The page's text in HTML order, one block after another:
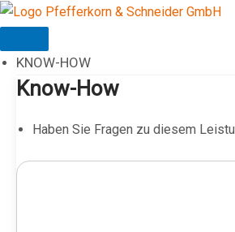
Zum
Inhalt
springen
KNOW-HOW
Know-How
Haben Sie Fragen zu diesem